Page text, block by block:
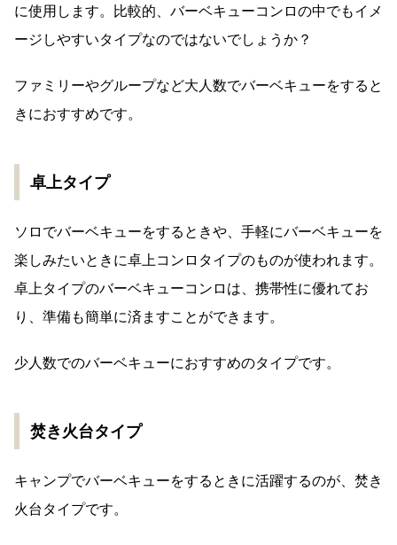
に使用します。比較的、バーベキューコンロの中でもイメ
ージしやすいタイプなのではないでしょうか？
ファミリーやグループなど大人数でバーベキューをすると
きにおすすめです。
卓上タイプ
ソロでバーベキューをするときや、手軽にバーベキューを
楽しみたいときに卓上コンロタイプのものが使われます。
卓上タイプのバーベキューコンロは、携帯性に優れてお
り、準備も簡単に済ますことができます。
少人数でのバーベキューにおすすめのタイプです。
焚き火台タイプ
キャンプでバーベキューをするときに活躍するのが、焚き
火台タイプです。